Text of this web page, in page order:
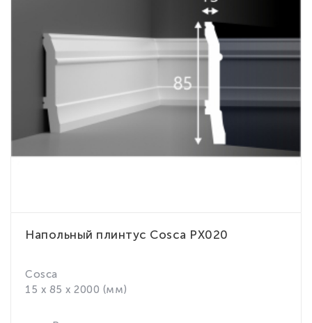
Напольный плинтус Cosca PX020
Cosca
15 x 85 x 2000 (мм)